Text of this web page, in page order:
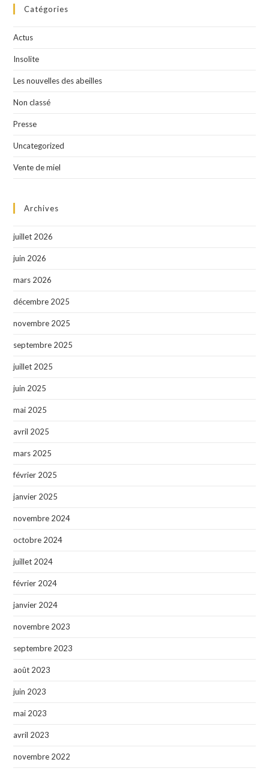
Catégories
Actus
Insolite
Les nouvelles des abeilles
Non classé
Presse
Uncategorized
Vente de miel
Archives
juillet 2026
juin 2026
mars 2026
décembre 2025
novembre 2025
septembre 2025
juillet 2025
juin 2025
mai 2025
avril 2025
mars 2025
février 2025
janvier 2025
novembre 2024
octobre 2024
juillet 2024
février 2024
janvier 2024
novembre 2023
septembre 2023
août 2023
juin 2023
mai 2023
avril 2023
novembre 2022